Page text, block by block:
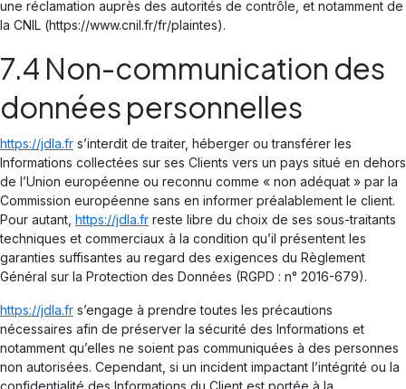
une réclamation auprès des autorités de contrôle, et notamment de
la CNIL (https://www.cnil.fr/fr/plaintes).
7.4 Non-communication des
données personnelles
https://jdla.fr s’interdit de traiter, héberger ou transférer les
Informations collectées sur ses Clients vers un pays situé en dehors
de l’Union européenne ou reconnu comme « non adéquat » par la
Commission européenne sans en informer préalablement le client.
Pour autant, https://jdla.fr reste libre du choix de ses sous-traitants
techniques et commerciaux à la condition qu’il présentent les
garanties suffisantes au regard des exigences du Règlement
Général sur la Protection des Données (RGPD : n° 2016-679).
https://jdla.fr s’engage à prendre toutes les précautions
nécessaires afin de préserver la sécurité des Informations et
notamment qu’elles ne soient pas communiquées à des personnes
non autorisées. Cependant, si un incident impactant l’intégrité ou la
confidentialité des Informations du Client est portée à la